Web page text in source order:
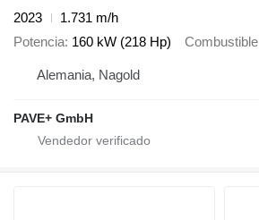
2023
1.731 m/h
Potencia 160 kW (218 Hp) Combustible
Alemania, Nagold
PAVE+ GmbH